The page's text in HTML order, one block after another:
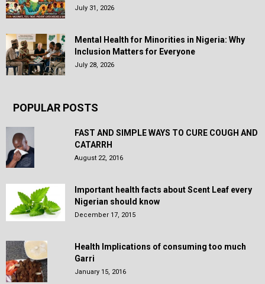
July 31, 2026
Mental Health for Minorities in Nigeria: Why
Inclusion Matters for Everyone
July 28, 2026
POPULAR POSTS
FAST AND SIMPLE WAYS TO CURE COUGH AND
CATARRH
August 22, 2016
Important health facts about Scent Leaf every
Nigerian should know
December 17, 2015
Health Implications of consuming too much
Garri
January 15, 2016